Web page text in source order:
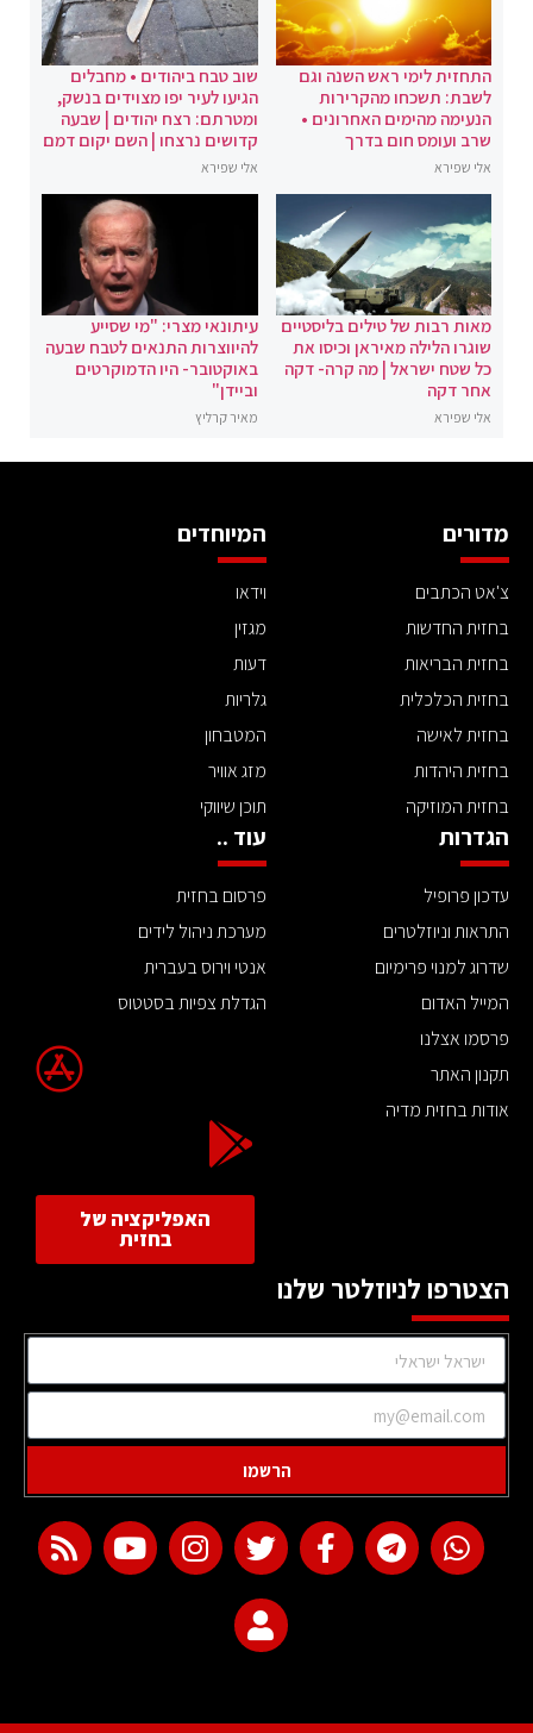
התחזית לימי ראש השנה וגם
לשבת: תשכחו מהקרירות
הנעימה מהימים האחרונים •
שרב ועומס חום בדרך
אלי שפירא
שוב טבח ביהודים • מחבלים
הגיעו לעיר יפו מצוידים בנשק,
ומטרתם: רצח יהודים | שבעה
קדושים נרצחו | השם יקום דמם
אלי שפירא
מאות רבות של טילים בליסטיים
שוגרו הלילה מאיראן וכיסו את
כל שטח ישראל | מה קרה- דקה
אחר דקה
אלי שפירא
עיתונאי מצרי: "מי שסייע
להיווצרות התנאים לטבח שבעה
באוקטובר- היו הדמוקרטים
וביידן"
מאיר קרליץ
מדורים
צ'אט הכתבים
בחזית החדשות
בחזית הבריאות
בחזית הכלכלית
בחזית לאישה
בחזית היהדות
בחזית המוזיקה
המיוחדים
וידאו
מגזין
דעות
גלריות
המטבחון
מזג אוויר
תוכן שיווקי
הגדרות
עדכון פרופיל
התראות וניוזלטרים
שדרוג למנוי פרימיום
המייל האדום
פרסמו אצלנו
תקנון האתר
אודות בחזית מדיה
עוד ..
פרסום בחזית
מערכת ניהול לידים
אנטי וירוס בעברית
הגדלת צפיות בסטטוס
האפליקציה של
בחזית
הצטרפו לניוזלטר שלנו
הרשמו